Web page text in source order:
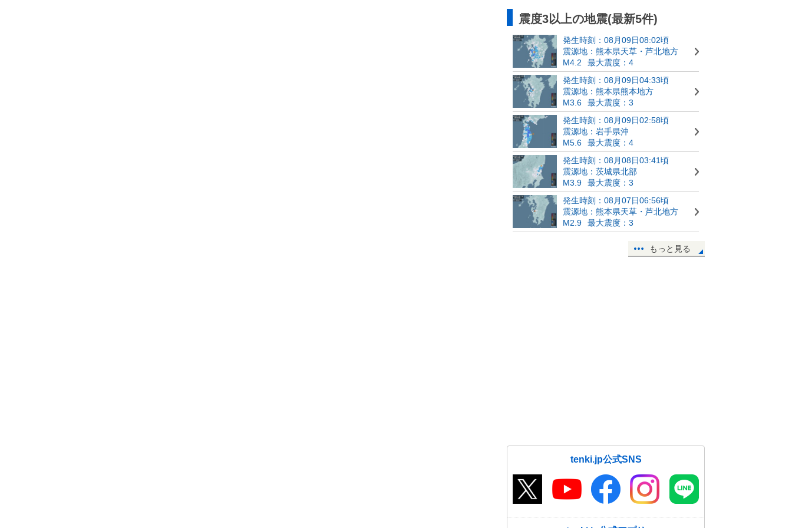
震度3以上の地震(最新5件)
発生時刻：08月09日08:02頃
震源地：熊本県天草・芦北地方
M4.2
最大震度：4
発生時刻：08月09日04:33頃
震源地：熊本県熊本地方
M3.6
最大震度：3
発生時刻：08月09日02:58頃
震源地：岩手県沖
M5.6
最大震度：4
発生時刻：08月08日03:41頃
震源地：茨城県北部
M3.9
最大震度：3
発生時刻：08月07日06:56頃
震源地：熊本県天草・芦北地方
M2.9
最大震度：3
もっと見る
tenki.jp公式SNS